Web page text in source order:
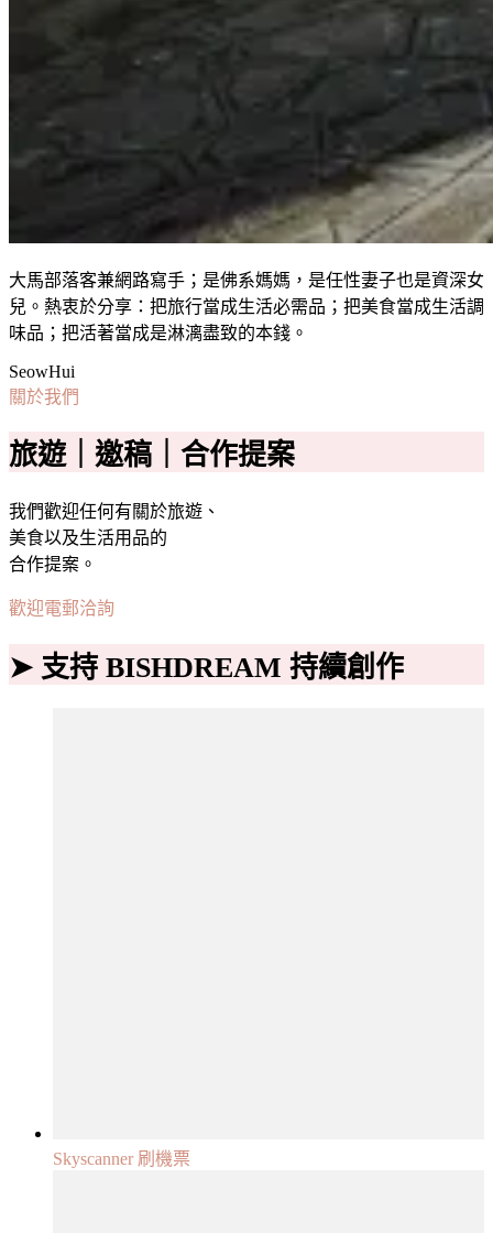
大馬部落客兼網路寫手；是佛系媽媽，是任性妻子也是資深女
兒。熱衷於分享：把旅行當成生活必需品；把美食當成生活調
味品；把活著當成是淋漓盡致的本錢。
SeowHui
關於我們
旅遊｜邀稿｜合作提案
我們歡迎任何有關於旅遊、
美食以及生活用品的
合作提案。
歡迎電郵洽詢
➤ 支持 BISHDREAM 持續創作
Skyscanner 刷機票